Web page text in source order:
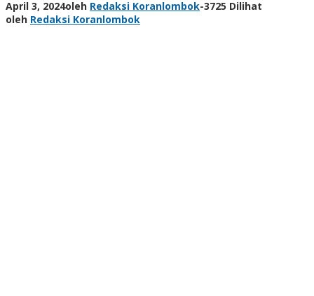
April 3, 2024oleh Redaksi Koranlombok-3725 Dilihat
oleh Redaksi Koranlombok